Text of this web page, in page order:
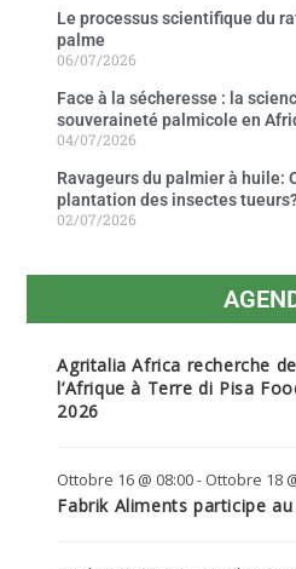
Le processus scientifique du
palme
06/07/2026
Face à la sécheresse : la
souveraineté palmicole en
04/07/2026
Ravageurs du palmier à huile:
plantation des insectes
02/07/2026
Agritalia Africa recherche
l’Afrique à Terre di Pisa
2026
Ottobre 16 @ 08:00- Ottobre 18
Fabrik Aliments participe